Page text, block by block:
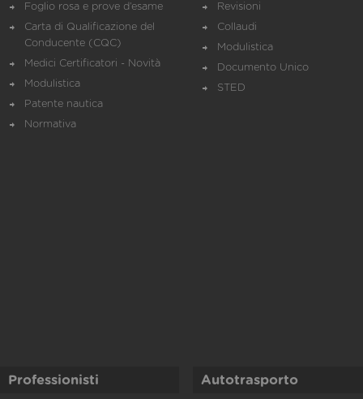
Foglio rosa e prove d’esame
Carta di Qualificazione del
Conducente (CQC)
Medici Certificatori - Novità
Modulistica
Patente nautica
Normativa
Revisioni
Collaudi
Modulistica
Documento Unico
STED
Professionisti Autotrasporto